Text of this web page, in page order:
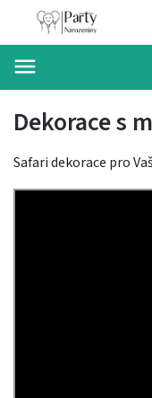
Dekorace s
Safari dekorace pro